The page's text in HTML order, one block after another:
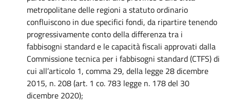
metropolitane delle regioni a statuto ordinario
confluiscono in due specifici fondi, da ripartire tenendo
progressivamente conto della differenza tra i
fabbisogni standard e le capacità fiscali approvati dalla
Commissione tecnica per i fabbisogni standard(CTFS)di
cui all’articolo 1, comma 29, della legge 28 dicembre
2015, n. 208(art. 1 co. 783 legge n. 178 del 30
dicembre 2020);